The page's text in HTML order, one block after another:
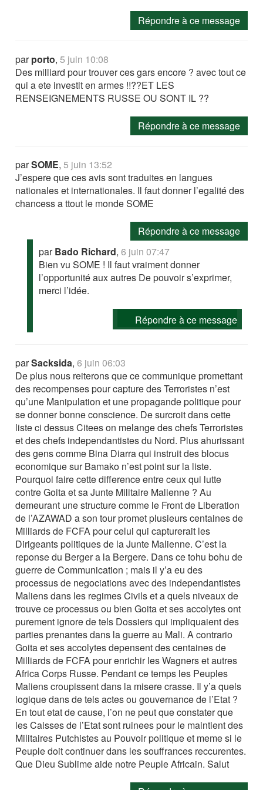
Répondre à ce message
parporto,5 juin 10:08
Des milliard pour trouver ces gars encore ? avec tout ce
qui a ete investit en armes !!??ET LES
RENSEIGNEMENTS RUSSE OU SONT IL ??
Répondre à ce message
parSOME,5 juin 13:52
J’espere que ces avis sont traduites en langues
nationales et internationales. Il faut donner l’egalité des
chancess a ttout le monde SOME
Répondre à ce message
parBado Richard,6 juin 07:47
Bien vu SOME ! Il faut vraiment donner
l’opportunité aux autres De pouvoir s’exprimer,
merci l’idée.
Répondre à ce message
parSacksida,6 juin 06:03
De plus nous reiterons que ce communique promettant
des recompenses pour capture des Terroristes n’est
qu’une Manipulation et une propagande politique pour
se donner bonne conscience. De surcroit dans cette
liste ci dessus Citees on melange des chefs Terroristes
et des chefs independantistes du Nord. Plus ahurissant
des gens comme Bina Diarra qui instruit des blocus
economique sur Bamako n’est point sur la liste.
Pourquoi faire cette difference entre ceux qui lutte
contre Goita et sa Junte Militaire Malienne ? Au
demeurant une structure comme le Front de Liberation
de l’AZAWAD a son tour promet plusieurs centaines de
Milliards de FCFA pour celui qui capturerait les
Dirigeants politiques de la Junte Malienne. C’est la
reponse du Berger a la Bergere. Dans ce tohu bohu de
guerre de Communication ; mais il y’a eu des
processus de negociations avec des independantistes
Maliens dans les regimes Civils et a quels niveaux de
trouve ce processus ou bien Goita et ses accolytes ont
purement ignore de tels Dossiers qui impliquaient des
parties prenantes dans la guerre au Mali. A contrario
Goita et ses accolytes depensent des centaines de
Milliards de FCFA pour enrichir les Wagners et autres
Africa Corps Russe. Pendant ce temps les Peuples
Maliens croupissent dans la misere crasse. Il y’a quels
logique dans de tels actes ou gouvernance de l’Etat ?
En tout etat de cause, l’on ne peut que constater que
les Caisses de l’Etat sont ruinees pour le maintient des
Militaires Putchistes au Pouvoir politique et meme si le
Peuple doit continuer dans les souffrances reccurentes.
Que Dieu Sublime aide notre Peuple Africain. Salut